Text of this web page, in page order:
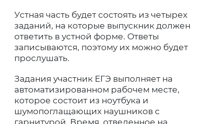
Устная часть будет состоять из четырех
заданий, на которые выпускник должен
ответить в устной форме. Ответы
записываются, поэтому их можно будет
прослушать.
Задания участник ЕГЭ выполняет на
автоматизированном рабочем месте,
которое состоит из ноутбука и
шумопоглащающих наушников с